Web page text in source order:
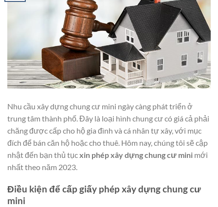
Nhu cầu xây dựng chung cư mini ngày càng phát triển ở
trung tâm thành phố. Đây là loại hình chung cư có giá cả phải
chăng được cấp cho hộ gia đình và cá nhân tự xây, với mục
đích để bán căn hộ hoặc cho thuê. Hôm nay, chúng tôi sẽ cập
nhật đến bạn thủ tụcxin phép xây dựng chung cư mini mới
nhất theo năm 2023.
Điều kiện để cấp giấy phép xây dựng chung cư
mini